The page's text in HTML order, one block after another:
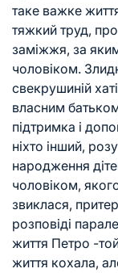
таке важке
тяжкий труд,
заміжжя, за
чоловіком.
свекрушиній
власним
підтримка і
ніхто інший,
народження
чоловіком,
звиклася,
розповіді
життя Петро -
життя кохала,